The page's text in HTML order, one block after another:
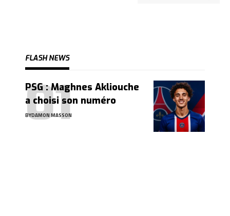
FLASH NEWS
PSG : Maghnes Akliouche
a choisi son numéro
BYDAMON MASSON